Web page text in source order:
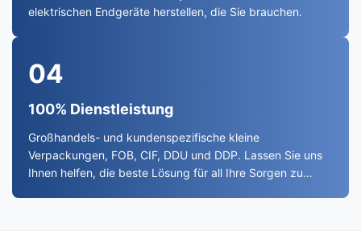
elektrischen Endgeräte herstellen, die Sie brauchen.
04
100% Dienstleistung
Großhandels- und kundenspezifische kleine
Verpackungen, FOB, CIF, DDU und DDP. Lassen Sie uns
Ihnen helfen, die beste Lösung für all Ihre Sorgen zu